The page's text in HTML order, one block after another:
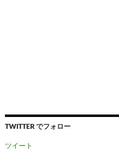
TWITTER でフォロー
ツイート